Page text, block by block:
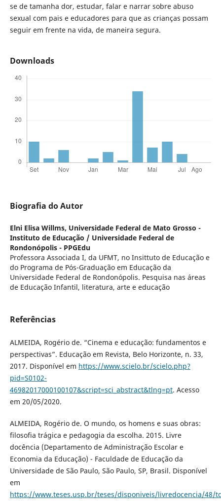
se de tamanha dor, estudar, falar e narrar sobre abuso
sexual com pais e educadores para que as crianças possam
seguir em frente na vida, de maneira segura.
Downloads
Biografia do Autor
Elni Elisa Willms, Universidade Federal de Mato Grosso -
Instituto de Educação / Universidade Federal de
Rondonópolis - PPGEdu
Professora Associada I, da UFMT, no Insittuto de Educação e
do Programa de Pós-Graduação em Educação da
Universidade Federal de Rondonópolis. Pesquisa nas áreas
de Educação Infantil, literatura, arte e educação
Referências
ALMEIDA, Rogério de. “Cinema e educação: fundamentos e
perspectivas”. Educação em Revista, Belo Horizonte, n. 33,
2017. Disponível em https://www.scielo.br/scielo.php?
pid=S0102-
46982017000100107&script=sci_abstract&tlng=pt. Acesso
em 20/05/2020.
ALMEIDA, Rogério de. O mundo, os homens e suas obras:
filosofia trágica e pedagogia da escolha. 2015. Livre
docência (Departamento de Administração Escolar e
Economia da Educação) - Faculdade de Educação da
Universidade de São Paulo, São Paulo, SP, Brasil. Disponível
em
https://www.teses.usp.br/teses/disponiveis/livredocencia/48/